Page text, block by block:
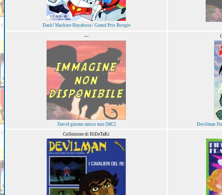
Dash! Machine Hayabusa / Grand Prix Boogie
---
David gnomo amico mio [MC]
Devilman
Collezione di HiDeTaKi